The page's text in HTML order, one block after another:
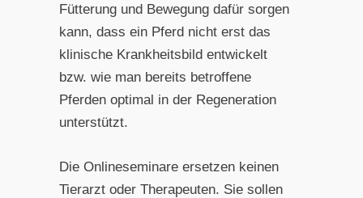
Fütterung und Bewegung dafür sorgen
kann, dass ein Pferd nicht erst das
klinische Krankheitsbild entwickelt
bzw. wie man bereits betroffene
Pferden optimal in der Regeneration
unterstützt.
Die Onlineseminare ersetzen keinen
Tierarzt oder Therapeuten. Sie sollen